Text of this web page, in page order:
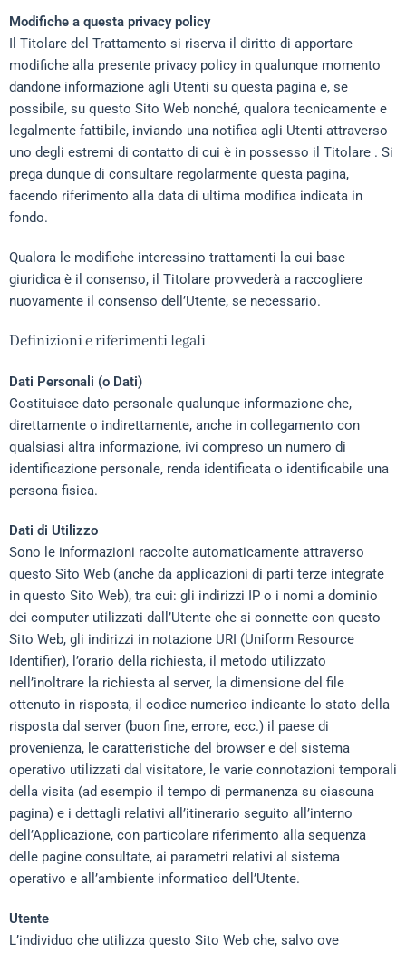
Modifiche a questa privacy policy
Il Titolare del Trattamento si riserva il diritto di apportare
modifiche alla presente privacy policy in qualunque momento
dandone informazione agli Utenti su questa pagina e, se
possibile, su questo Sito Web nonché, qualora tecnicamente e
legalmente fattibile, inviando una notifica agli Utenti attraverso
uno degli estremi di contatto di cui è in possesso il Titolare . Si
prega dunque di consultare regolarmente questa pagina,
facendo riferimento alla data di ultima modifica indicata in
fondo.
Qualora le modifiche interessino trattamenti la cui base
giuridica è il consenso, il Titolare provvederà a raccogliere
nuovamente il consenso dell’Utente, se necessario.
Definizioni e riferimenti legali
Dati Personali (o Dati)
Costituisce dato personale qualunque informazione che,
direttamente o indirettamente, anche in collegamento con
qualsiasi altra informazione, ivi compreso un numero di
identificazione personale, renda identificata o identificabile una
persona fisica.
Dati di Utilizzo
Sono le informazioni raccolte automaticamente attraverso
questo Sito Web (anche da applicazioni di parti terze integrate
in questo Sito Web), tra cui: gli indirizzi IP o i nomi a dominio
dei computer utilizzati dall’Utente che si connette con questo
Sito Web, gli indirizzi in notazione URI (Uniform Resource
Identifier), l’orario della richiesta, il metodo utilizzato
nell’inoltrare la richiesta al server, la dimensione del file
ottenuto in risposta, il codice numerico indicante lo stato della
risposta dal server (buon fine, errore, ecc.) il paese di
provenienza, le caratteristiche del browser e del sistema
operativo utilizzati dal visitatore, le varie connotazioni temporali
della visita (ad esempio il tempo di permanenza su ciascuna
pagina) e i dettagli relativi all’itinerario seguito all’interno
dell’Applicazione, con particolare riferimento alla sequenza
delle pagine consultate, ai parametri relativi al sistema
operativo e all’ambiente informatico dell’Utente.
Utente
L’individuo che utilizza questo Sito Web che, salvo ove